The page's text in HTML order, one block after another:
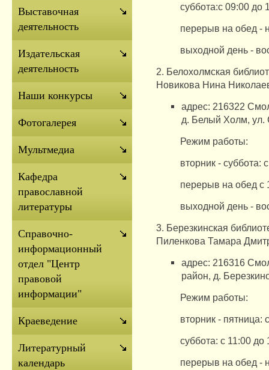
суббота:с 09:00 до
перерыв на обед -
выходной день -
2. Белохолмская
Новикова Нина
адрес: 216322
д. Белый Холм, ул.
Режим работы:
вторник - суббота:
перерыв на обед с
выходной день -
3. Березкинская
Пиленкова Тамара
адрес: 216316
район, д.
Режим работы:
вторник - пятница:
суббота: с 11:00 до
перерыв на обед -
Выставочная
деятельность
Издательская
деятельность
Наши конкурсы
Фотогалерея
Мультмедиа
Кафедра
православной
литературы
Справочно-
информационный
отдел "Центр
правовой
информации"
Краеведение
Литературный
календарь